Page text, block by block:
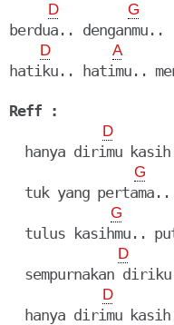
D G
berdua.. denganmu..
D A
hatiku.. hatimu..
Reff :
D
hanya dirimu
G
tuk yang
G
tulus kasihmu..
D
sempurnakan
D
hanya dirimu